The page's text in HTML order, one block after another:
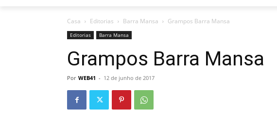
Casa Editorias Barra Mansa Grampos Barra Mansa
Editorias Barra Mansa
Grampos Barra Mansa
Por WEB41 - 12 de junho de 2017